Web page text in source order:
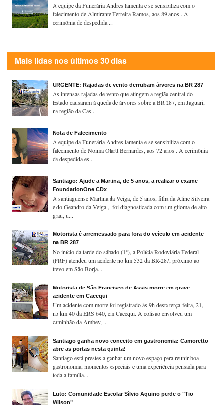
A equipe da Funerária Andres lamenta e se sensibiliza com o
falecimento de Almirante Ferreira Ramos, aos 89 anos . A
cerimônia de despedida ...
Mais lidas nos últimos 30 dias
URGENTE: Rajadas de vento derrubam árvores na BR 287
As intensas rajadas de vento que atingem a região central do
Estado causaram à queda de árvores sobre a BR 287, em Jaguari,
na região da Cas...
Nota de Falecimento
A equipe da Funerária Andres lamenta e se sensibiliza com o
falecimento de Noima Olartt Bernardes, aos 72 anos . A cerimônia
de despedida es...
Santiago: Ajude a Martina, de 5 anos, a realizar o exame
FoundationOne CDx
A santiaguense Martina da Veiga, de 5 anos, filha da Aline Silveira
e do Geandro da Veiga , foi diagnosticada com um glioma de alto
grau, u...
Motorista é arremessado para fora do veículo em acidente
na BR 287
No início da tarde do sábado (1º), a Polícia Rodoviária Federal
(PRF) atendeu um acidente no km 532 da BR-287, próximo ao
trevo em São Borja...
Motorista de São Francisco de Assis morre em grave
acidente em Cacequi
Um acidente com morte foi registrado às 9h desta terça-feira, 21,
no km 40 da ERS 640, em Cacequi. A colisão envolveu um
caminhão da Ambev, ...
Santiago ganha novo conceito em gastronomia: Camoretto
abre as portas nesta quinta!
Santiago está prestes a ganhar um novo espaço para reunir boa
gastronomia, momentos especiais e uma experiência pensada para
toda a família....
Luto: Comunidade Escolar Sílvio Aquino perde o "Tio
Wilson"